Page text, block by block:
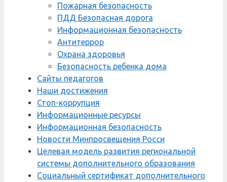
Пожарная безопасность
ПДД Безопасная дорога
Информационная безопасность
Антитеррор
Охрана здоровья
Безопасность ребенка дома
Сайты педагогов
Наши достижения
Стоп-коррупция
Информационные ресурсы
Информационная безопасность
Новости Минпросвещения Росси
Целевая модель развития региональной
системы дополнительного образования
Социальный сертификат дополнительного